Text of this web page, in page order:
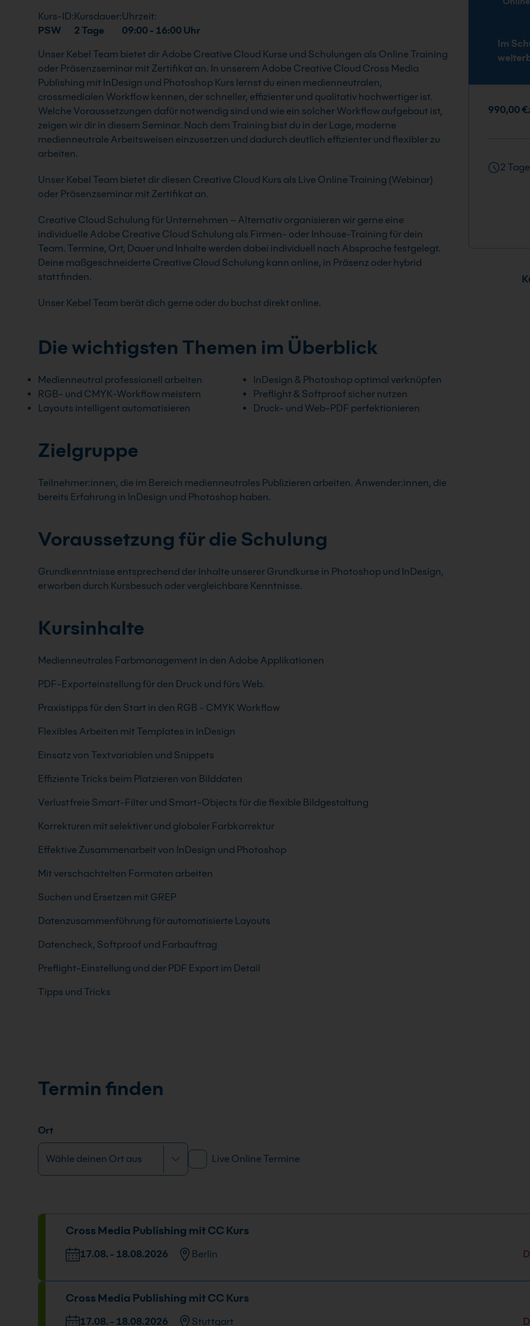
Im
990,00 €
2 Tage
Kurs-ID:
PSW
Kursdauer:
2 Tage
Uhrzeit:
09:00 - 16:00 Uhr
Unser Kebel Team bietet dir Adobe Creative Cloud Kurse und Schulungen als Online Training
oder Präsenzseminar mit Zertifikat an. In unserem Adobe Creative Cloud Cross Media
Publishing mit InDesign und Photoshop Kurs lernst du einen medienneutralen,
crossmedialen Workflow kennen, der schneller, effizienter und qualitativ hochwertiger ist.
Welche Voraussetzungen dafür notwendig sind und wie ein solcher Workflow aufgebaut ist,
zeigen wir dir in diesem Seminar. Nach dem Training bist du in der Lage, moderne
medienneutrale Arbeitsweisen einzusetzen und dadurch deutlich effizienter und flexibler zu
arbeiten.
Unser Kebel Team bietet dir diesen Creative Cloud Kurs als Live Online Training (Webinar)
oder Präsenzseminar mit Zertifikat an.
Creative Cloud Schulung für Unternehmen – Alternativ organisieren wir gerne eine
individuelle Adobe Creative Cloud Schulung als Firmen- oder Inhouse-Training für dein
Team. Termine, Ort, Dauer und Inhalte werden dabei individuell nach Absprache festgelegt.
Deine maßgeschneiderte Creative Cloud Schulung kann online, in Präsenz oder hybrid
stattfinden.
Unser Kebel Team berät dich gerne oder du buchst direkt online.
Die wichtigsten Themen im Überblick
Medienneutral professionell arbeiten
RGB- und CMYK-Workflow meistern
Layouts intelligent automatisieren
InDesign & Photoshop optimal verknüpfen
Preflight & Softproof sicher nutzen
Druck- und Web-PDF perfektionieren
Zielgruppe
Teilnehmer:innen, die im Bereich medienneutrales Publizieren arbeiten. Anwender:innen, die
bereits Erfahrung in InDesign und Photoshop haben.
Voraussetzung für die Schulung
Grundkenntnisse entsprechend der Inhalte unserer Grundkurse in Photoshop und InDesign,
erworben durch Kursbesuch oder vergleichbare Kenntnisse.
Kursinhalte
Medienneutrales Farbmanagement in den Adobe Applikationen
PDF-Exporteinstellung für den Druck und fürs Web.
Praxistipps für den Start in den RGB - CMYK Workflow
Flexibles Arbeiten mit Templates in InDesign
Einsatz von Textvariablen und Snippets
Effiziente Tricks beim Platzieren von Bilddaten
Verlustfreie Smart-Filter und Smart-Objects für die flexible Bildgestaltung
Korrekturen mit selektiver und globaler Farbkorrektur
Effektive Zusammenarbeit von InDesign und Photoshop
Mit verschachtelten Formaten arbeiten
Suchen und Ersetzen mit GREP
Datenzusammenführung für automatisierte Layouts
Datencheck, Softproof und Farbauftrag
Preflight-Einstellung und der PDF Export im Detail
Tipps und Tricks
Termin finden
Ort
Live Online Termine
Cross Media Publishing mit CC Kurs
17.08. - 18.08.2026 Berlin
Veranstaltungsort
Stresemannstraße 78, 10963 Berlin
Datum und Uhrzeit
17.08. - 18.08.2026
09:00 - 16:00 Uhr
Cross Media Publishing mit CC Kurs
17.08. - 18.08.2026 Stuttgart